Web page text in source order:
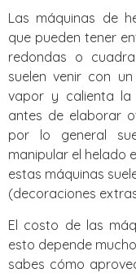
Las máquinas de
que pueden tener
redondas o
suelen venir con
vapor y calienta la
antes de elaborar
por lo general
manipular el helado
estas máquinas
(decoraciones
El costo de las
esto depende
sabes cómo